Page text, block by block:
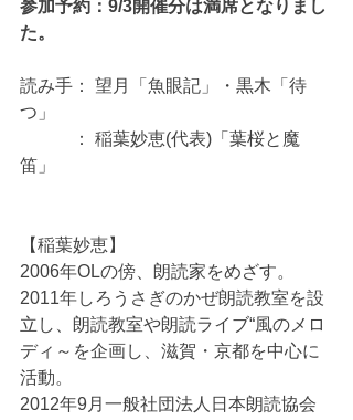
参加予約：9/3開催分は満席となりまし
た。
読み手： 望月「魚眼記」・黒木「待
つ」
： 稲葉妙恵(代表)「葉桜と魔
笛」
【稲葉妙恵】
2006年OLの傍、朗読家をめざす。
2011年しろうさぎのかぜ朗読教室を設
立し、朗読教室や朗読ライブ“風のメロ
ディ～を企画し、滋賀・京都を中心に
活動。
2012年9月一般社団法人日本朗読協会